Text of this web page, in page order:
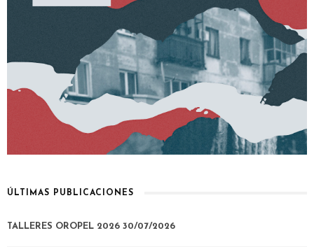
ÚLTIMAS PUBLICACIONES
TALLERES OROPEL 2026 30/07/2026